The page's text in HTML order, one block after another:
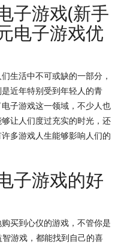
子游戏(新手
电子游戏优
生活中不可或缺的一部分，
近年特别受到年轻人的青
子游戏这一领域，不少人也
让人们度过充实的时光，还
多游戏人生能够影响人们的
子游戏的好
买到心仪的游戏，不管你是
游戏，都能找到自己的喜